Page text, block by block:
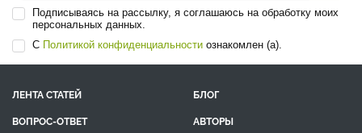
Подписываясь на рассылку, я соглашаюсь на обработку моих
персональных данных.
С Политикой конфиденциальности ознакомлен (а).
ЛЕНТА СТАТЕЙ
БЛОГ
ВОПРОС-ОТВЕТ
АВТОРЫ